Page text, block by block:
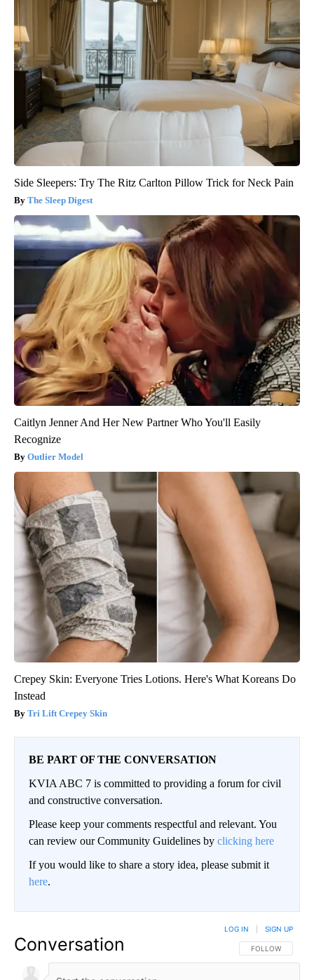
Side Sleepers: Try The Ritz Carlton Pillow Trick for Neck Pain
The Sleep Digest
Caitlyn Jenner And Her New Partner Who You'll Easily
Recognize
Outlier Model
Crepey Skin: Everyone Tries Lotions. Here's What Koreans Do
Instead
Tri Lift Crepey Skin
BE PART OF THE CONVERSATION
KVIA ABC 7 is committed to providing a forum for civil
and constructive conversation.
Please keep your comments respectful and relevant. You
can review our Community Guidelines by clicking here
If you would like to share a story idea, please submit it
here.
Conversation FOLLOW THIS
FOLLOW
LOG IN SIGN UP